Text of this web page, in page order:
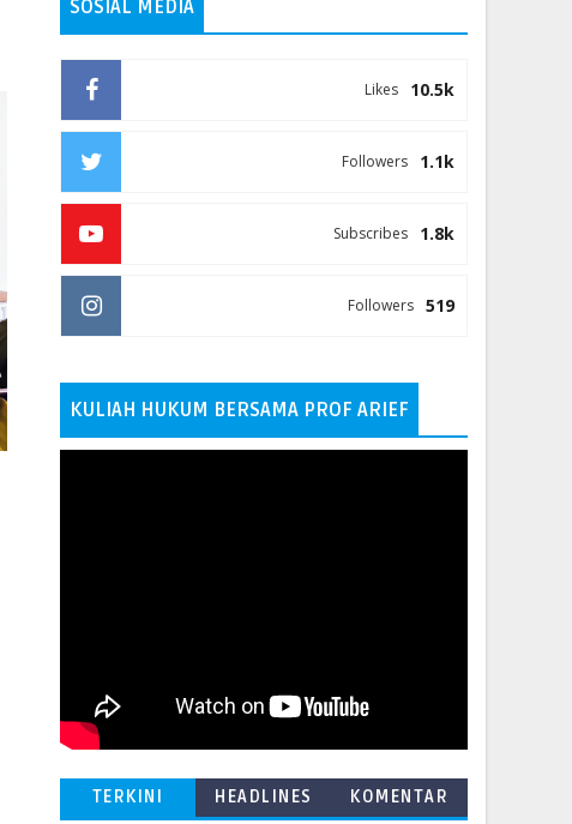
SOSIAL MEDIA
10.5k
Likes
1.1k
Followers
1.8k
Subscribes
519
Followers
KULIAH HUKUM BERSAMA PROF ARIEF
TERKINI HEADLINES KOMENTAR